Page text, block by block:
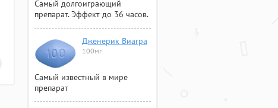
Самый долгоиграющий
препарат. Эффект до 36 часов.
Дженерик Виагра
100мг
Самый известный в мире
препарат